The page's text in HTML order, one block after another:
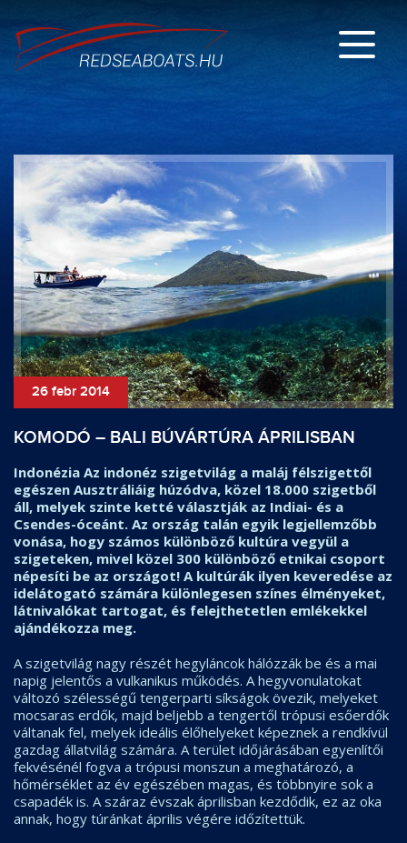
26 febr 2014
KOMODÓ – BALI BÚVÁRTÚRA ÁPRILISBAN
Indonézia Az indonéz szigetvilág a maláj félszigettől
egészen Ausztráliáig húzódva, közel 18.000 szigetből
áll, melyek szinte ketté választják az Indiai- és a
Csendes-óceánt. Az ország talán egyik legjellemzőbb
vonása, hogy számos különböző kultúra vegyül a
szigeteken, mivel közel 300 különböző etnikai csoport
népesíti be az országot! A kultúrák ilyen keveredése az
idelátogató számára különlegesen színes élményeket,
látnivalókat tartogat, és felejthetetlen emlékekkel
ajándékozza meg.
A szigetvilág nagy részét hegyláncok hálózzák be és a mai
napig jelentős a vulkanikus működés. A hegyvonulatokat
változó szélességű tengerparti síkságok övezik, melyeket
mocsaras erdők, majd beljebb a tengertől trópusi esőerdők
váltanak fel, melyek ideális élőhelyeket képeznek a rendkívül
gazdag állatvilág számára. A terület időjárásában egyenlítői
fekvésénél fogva a trópusi monszun a meghatározó, a
hőmérséklet az év egészében magas, és többnyire sok a
csapadék is. A száraz évszak áprilisban kezdődik, ez az oka
annak, hogy túránkat április végére időzítettük.